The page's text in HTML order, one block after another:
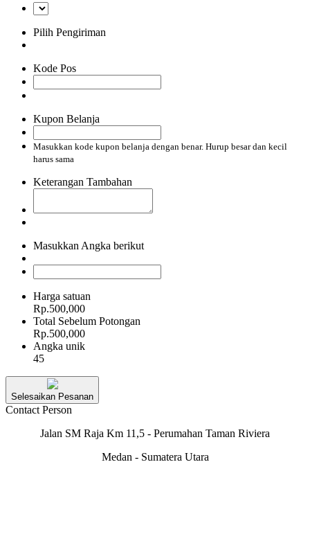
Pilih Pengiriman
Kode Pos
Kupon Belanja
Masukkan kode kupon belanja dengan benar. Hurup besar dan kecil
harus sama
Keterangan Tambahan
Masukkan Angka berikut
Harga satuan
Rp.500,000
Total Sebelum Potongan
Rp.500,000
Angka unik
45
Selesaikan Pesanan
Contact Person
Jalan SM Raja Km 11,5 - Perumahan Taman Riviera
Medan - Sumatera Utara